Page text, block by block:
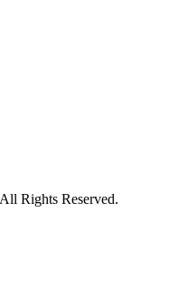
Rights Reserved.